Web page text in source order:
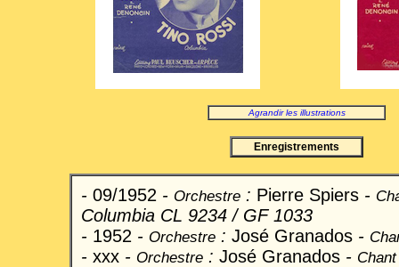
Agrandir les illustrations
Enregistrements
- 09/1952 - Orchestre : Pierre Spiers -
Columbia CL 9234 / GF 1033
- 1952 - Orchestre : José Granados -
- xxx - Orchestre : José Granados - Chant